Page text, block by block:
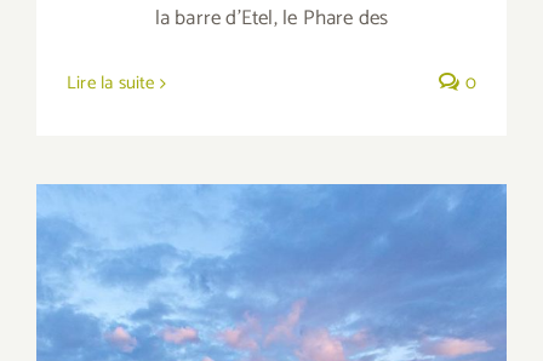
la barre d'Etel, le Phare des
Lire la suite 0